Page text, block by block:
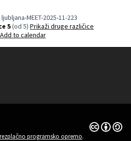
MEET-2025-11-223
5(od 5)
Prikaži druge različice
Add to calendar
programsko opremo.
Dovoljenja
(Zunanja